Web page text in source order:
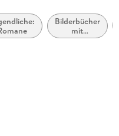
Bilderbücher
mit
Erzähltexten